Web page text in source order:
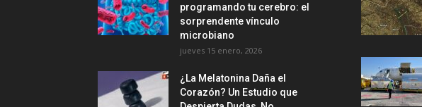
programando tu cerebro: el
sorprendente vínculo
microbiano
jueves 15 enero, 2026
¿La Melatonina Daña el
Corazón? Un Estudio que